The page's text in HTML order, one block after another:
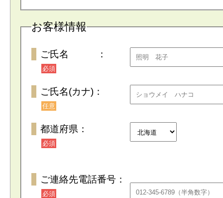
お客様情報
ご氏名 ：
必須
ご氏名(カナ)：
任意
都道府県：
必須
ご連絡先電話番号：
必須